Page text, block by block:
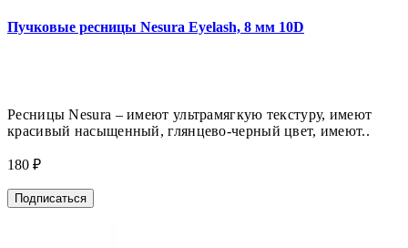
Пучковые ресницы Nesura Eyelash, 8 мм 10D
Ресницы Nesura – имеют ультрамягкую текстуру, имеют
красивый насыщенный, глянцево-черный цвет, имеют..
180 ₽
Подписаться